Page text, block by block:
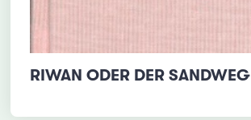
RIWAN ODER DER SANDWEG